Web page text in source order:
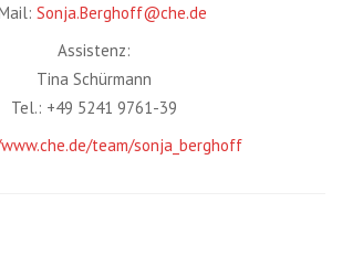
Sonja.Berghoff@che.de
Assistenz:
Tina Schürmann
Tel.: +49 5241 9761-39
team/sonja_berghoff